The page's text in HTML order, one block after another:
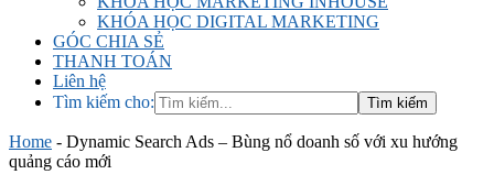
KHÓA HỌC DIGITAL MARKETING
GÓC CHIA SẺ
THANH TOÁN
Liên hệ
Tìm kiếm cho:
Home - Dynamic Search Ads – Bùng nổ doanh số với xu hướng
quảng cáo mới